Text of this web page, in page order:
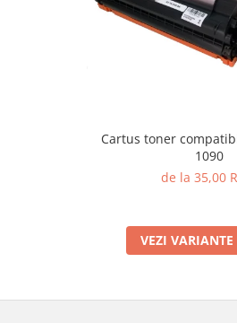
Cartus toner
1090
de la 35,00
VEZI VARIANTE